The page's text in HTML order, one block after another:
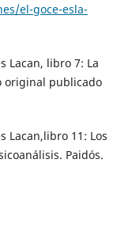
el-goce-esla-
Lacan, libro 7: La
original publicado
Lacan,libro 11: Los
Paidós.